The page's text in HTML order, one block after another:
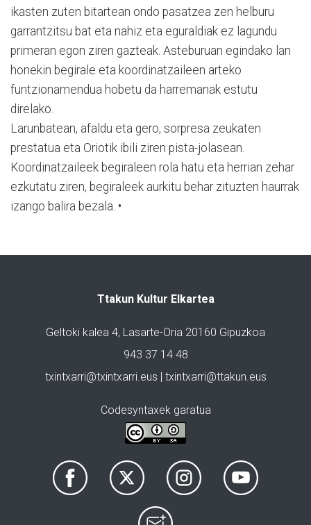
ikasten zuten bitartean ondo pasatzea zen helburu
garrantzitsu bat eta nahiz eta eguraldiak ez lagundu
primeran egon ziren gazteak. Asteburuan egindako lan
honekin begirale eta koordinatzaileen arteko
funtzionamendua hobetu da harremanak estutu
direlako.
Larunbatean, afaldu eta gero, sorpresa zeukaten
prestatua eta Oriotik ibili ziren pista-jolasean.
Koordinatzaileek begiraleen rola hatu eta herrian zehar
ezkutatu ziren, begiraleek aurkitu behar zituzten haurrak
izango balira bezala. •
Ttakun Kultur Elkartea
Geltoki kalea 4, Lasarte-Oria 20160 Gipuzkoa
943 37 14 48
txintxarri@txintxarri.eus | txintxarri@ttakun.eus
Codesyntaxek garatua